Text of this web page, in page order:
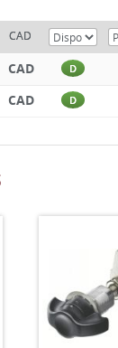
CAD
CAD D
CAD D